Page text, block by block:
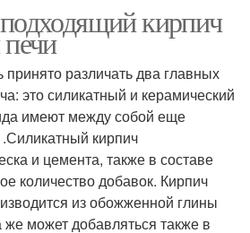
кирпич
различать два главных
это силикатный и керамический
имеют между собой еще
кирпич
и цемента, также в составе
количество добавок. Кирпич
из обожженной глины
может добавляться также в